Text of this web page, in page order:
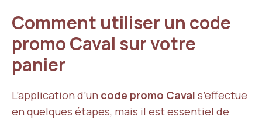
Comment utiliser un code
promo Caval sur votre
panier
L’application d’un code promo Caval s’effectue
en quelques étapes, mais il est essentiel de